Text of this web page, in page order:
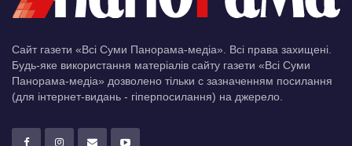
Сайт газети «Всі Суми Панорама-медіа». Всі права захищені.
Будь-яке використання матеріалів сайту газети «Всі Суми
Панорама-медіа» дозволено тільки c зазначенням посилання
(для інтернет-видань - гіперпосилання) на джерело.